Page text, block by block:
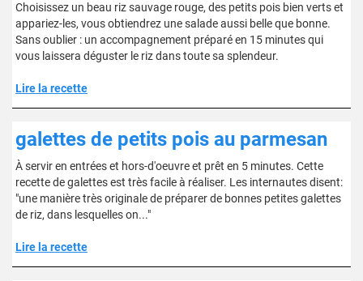
Choisissez un beau riz sauvage rouge, des petits pois bien verts et
appariez-les, vous obtiendrez une salade aussi belle que bonne.
Sans oublier : un accompagnement préparé en 15 minutes qui
vous laissera déguster le riz dans toute sa splendeur.
Lire la recette
galettes de petits pois au parmesan
À servir en entrées et hors-d'oeuvre et prêt en 5 minutes. Cette
recette de galettes est très facile à réaliser. Les internautes disent:
"une manière très originale de préparer de bonnes petites galettes
de riz, dans lesquelles on..."
Lire la recette